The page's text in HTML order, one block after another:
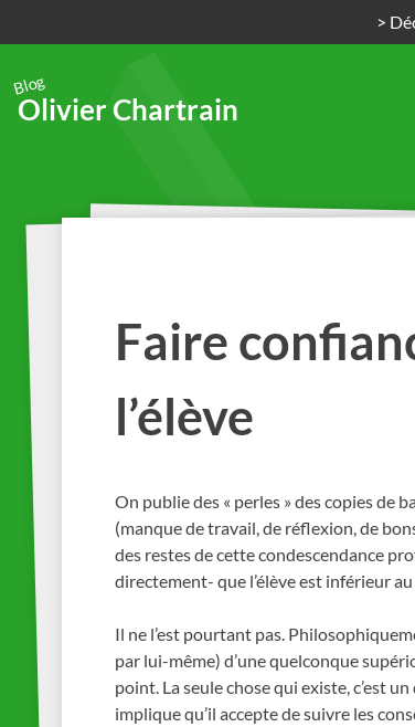
>
Blog
Olivier Chartrain
Faire
l’élève
On publie des « perles » des copies de
(manque de travail, de réflexion, de
des restes de cette condescendance
directement- que l’élève est inférieur au
Il ne l’est pourtant pas.
par lui-même) d’une quelconque
point. La seule chose qui existe, c’est
implique qu’il accepte de suivre les